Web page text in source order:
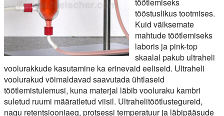
tööstuslikus tootmises.
Kuid väiksemate
mahtude töötlemiseks
laboris ja pink-top
skaalal pakub ultraheli
voolurakkude kasutamine ka erinevaid eeliseid. Ultraheli
voolurakud võimaldavad saavutada ühtlaseid
töötlemistulemusi, kuna materjal läbib vooluraku kambri
suletud ruumi määratletud viisil. Ultrahelitöötlustegureid,
nagu retentsiooniaeg, protsessi temperatuur ja läbipääsude